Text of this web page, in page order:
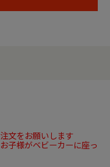
文をお願いします
子様がベビーカーに座っ